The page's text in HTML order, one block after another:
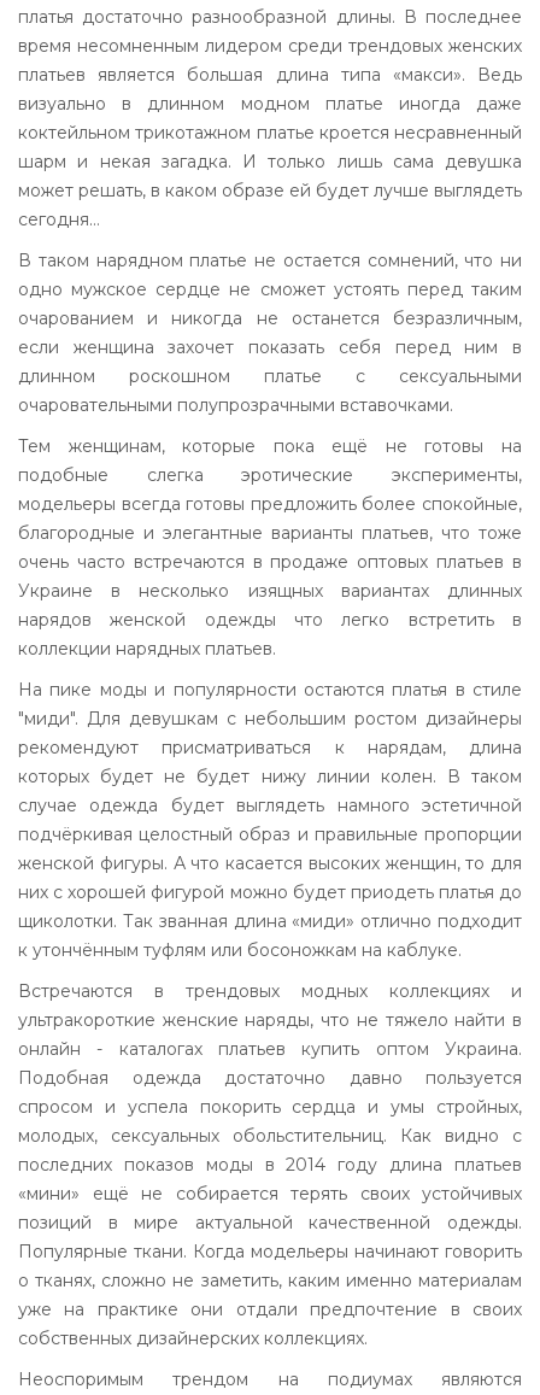
платья достаточно разнообразной длины. В последнее
время несомненным лидером среди трендовых женских
платьев является большая длина типа «макси». Ведь
визуально в длинном модном платье иногда даже
коктейльном трикотажном платье кроется несравненный
шарм и некая загадка. И только лишь сама девушка
может решать, в каком образе ей будет лучше выглядеть
сегодня…
В таком нарядном платье не остается сомнений, что ни
одно мужское сердце не сможет устоять перед таким
очарованием и никогда не останется безразличным,
если женщина захочет показать себя перед ним в
длинном роскошном платье с сексуальными
очаровательными полупрозрачными вставочками.
Тем женщинам, которые пока ещё не готовы на
подобные слегка эротические эксперименты,
модельеры всегда готовы предложить более спокойные,
благородные и элегантные варианты платьев, что тоже
очень часто встречаются в продаже оптовых платьев в
Украине в несколько изящных вариантах длинных
нарядов женской одежды что легко встретить в
коллекции нарядных платьев.
На пике моды и популярности остаются платья в стиле
"миди". Для девушкам с небольшим ростом дизайнеры
рекомендуют присматриваться к нарядам, длина
которых будет не будет нижу линии колен. В таком
случае одежда будет выглядеть намного эстетичной
подчёркивая целостный образ и правильные пропорции
женской фигуры. А что касается высоких женщин, то для
них с хорошей фигурой можно будет приодеть платья до
щиколотки. Так званная длина «миди» отлично подходит
к утончённым туфлям или босоножкам на каблуке.
Встречаются в трендовых модных коллекциях и
ультракороткие женские наряды, что не тяжело найти в
онлайн - каталогах платьев купить оптом Украина.
Подобная одежда достаточно давно пользуется
спросом и успела покорить сердца и умы стройных,
молодых, сексуальных обольстительниц. Как видно с
последних показов моды в 2014 году длина платьев
«мини» ещё не собирается терять своих устойчивых
позиций в мире актуальной качественной одежды.
Популярные ткани. Когда модельеры начинают говорить
о тканях, сложно не заметить, каким именно материалам
уже на практике они отдали предпочтение в своих
собственных дизайнерских коллекциях.
Неоспоримым трендом на подиумах являются